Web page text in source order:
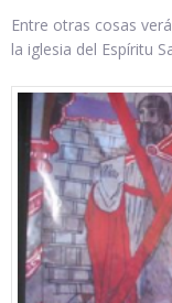
Entre otras cosas
la iglesia del Espíritu